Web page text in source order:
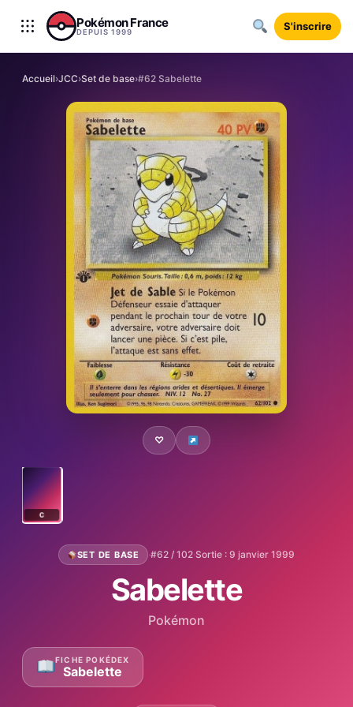
Aller au contenu
Pokémon France
DEPUIS 1999 S'inscrire
Accueil›JCC›Set de base›#62 Sabelette
♡
C
SET DE BASE ·#62 / 102·Sortie : 9 janvier 1999
Sabelette
Pokémon
FICHE POKÉDEX
Sabelette